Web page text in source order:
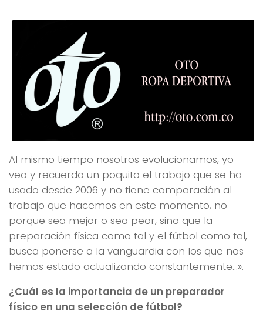
Al mismo tiempo nosotros evolucionamos, yo
veo y recuerdo un poquito el trabajo que se ha
usado desde 2006 y no tiene comparación al
trabajo que hacemos en este momento, no
porque sea mejor o sea peor, sino que la
preparación física como tal y el fútbol como tal,
busca ponerse a la vanguardia con los que nos
hemos estado actualizando constantemente…».
¿Cuál es la importancia de un preparador
físico en una selección de fútbol?